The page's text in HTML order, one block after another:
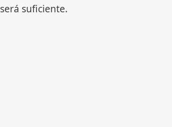
será suficiente.